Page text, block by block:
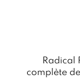
Radical
complète